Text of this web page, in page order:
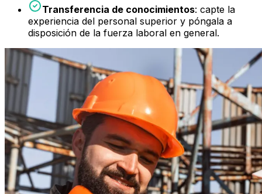
Transferencia de conocimientos: capte la
experiencia del personal superior y póngala a
disposición de la fuerza laboral en general.